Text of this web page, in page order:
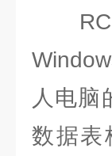
⼈电脑
数据表